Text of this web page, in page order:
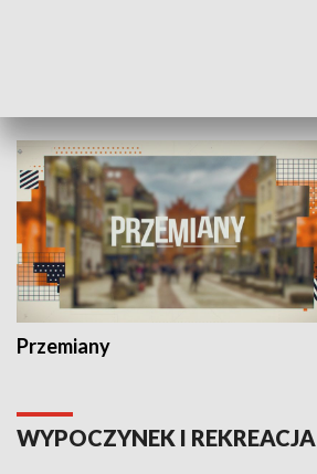
Przemiany
WYPOCZYNEK I REKREACJA